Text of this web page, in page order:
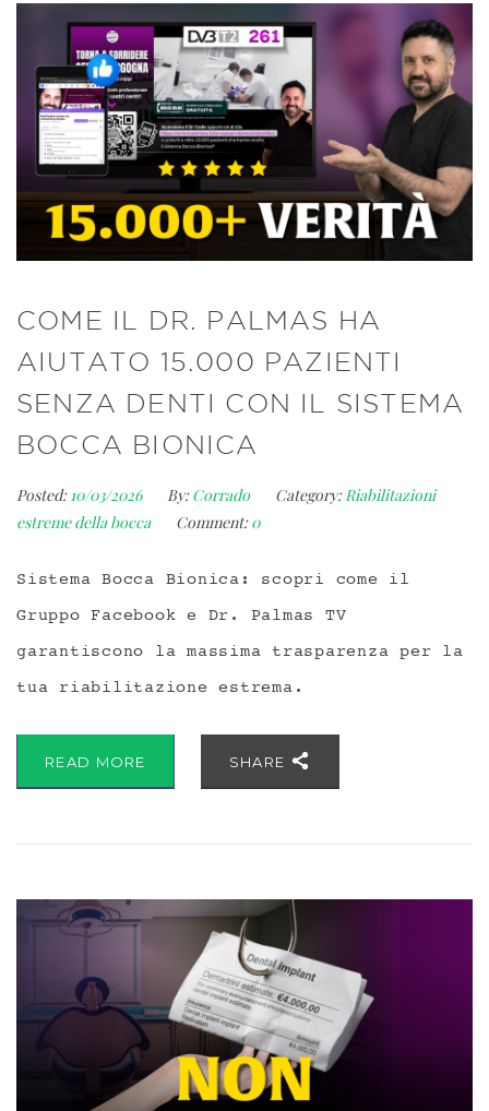
COME IL DR. PALMAS HA
AIUTATO 15.000 PAZIENTI
SENZA DENTI CON IL SISTEMA
BOCCA BIONICA
Posted: 10/03/2026 By: Corrado Category:Riabilitazioni
estreme della bocca
Comment:0
Sistema Bocca Bionica: scopri come il
Gruppo Facebook e Dr. Palmas TV
garantiscono la massima trasparenza per la
tua riabilitazione estrema.
READ MORE SHARE